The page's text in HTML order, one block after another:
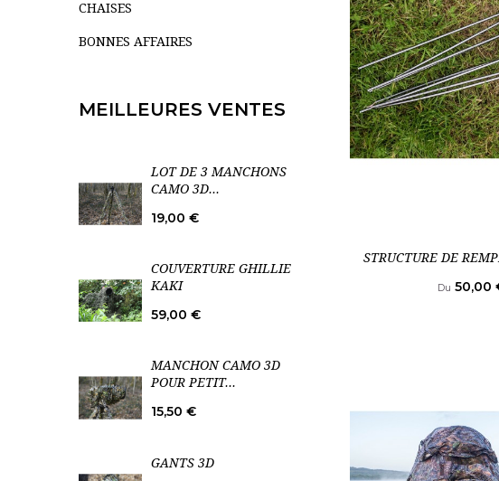
CHAISES
BONNES AFFAIRES
MEILLEURES VENTES
LOT DE 3 MANCHONS
CAMO 3D...
Prix
19,00 €
COUVERTURE GHILLIE
KAKI
Prix
59,00 €
MANCHON CAMO 3D
POUR PETIT...
Prix
15,50 €
GANTS 3D
STRUCTURE DE
Du Prix
50,00